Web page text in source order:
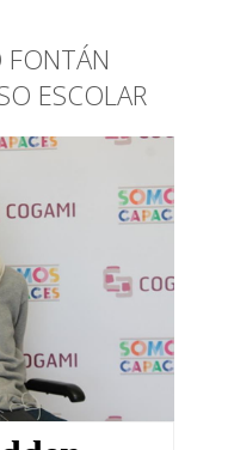
FONTÁN
ESCOLAR